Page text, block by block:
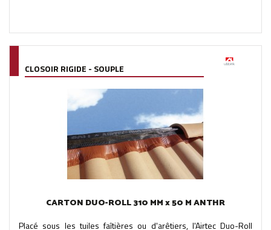
CLOSOIR RIGIDE - SOUPLE
CARTON DUO-ROLL 310 MM x 50 M ANTHR
Placé sous les tuiles faîtières ou d'arêtiers, l'Airtec Duo-Roll